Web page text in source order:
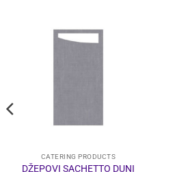
CATERING PRODUCTS
DŽEPOVI SACHETTO DUNI